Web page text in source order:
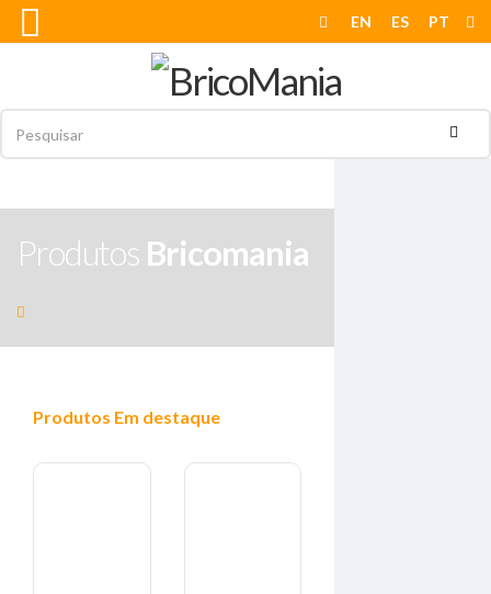
EN ES PT
Produtos Bricomania
Produtos Em destaque